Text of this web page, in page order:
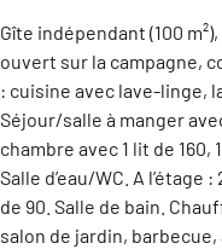
Gîte indépendant (100
ouvert sur la campagne,
: cuisine avec lave-linge,
Séjour/salle à manger
chambre avec 1 lit de
Salle d’eau/WC. A
de 90. Salle de bain.
salon de jardin, barbecue,